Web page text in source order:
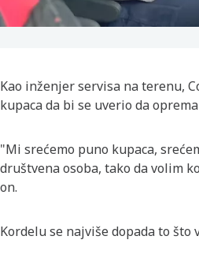
Kao inženjer servisa na terenu,
kupaca da bi se uverio da
"Mi srećemo puno kupaca,
društvena osoba, tako da volim
on.
Kordelu se najviše dopada to što